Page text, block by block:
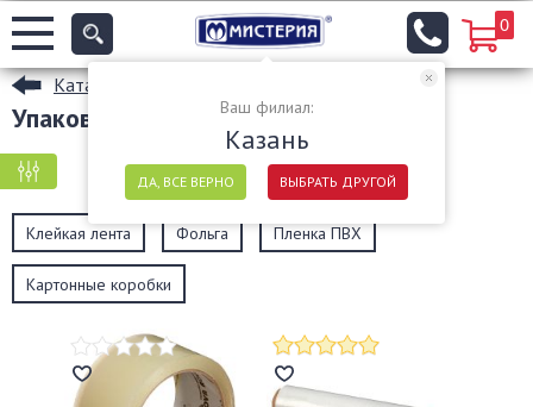
Ваш филиал:
Казань
ДА, ВСЕ ВЕРНО ВЫБРАТЬ ДРУГОЙ
0
Каталог
Упаковочные материалы в Казани
Клейкая лента Фольга Пленка ПВХ
Картонные коробки